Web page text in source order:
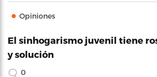
Opiniones
El sinhogarismo juvenil tiene
y solución
0